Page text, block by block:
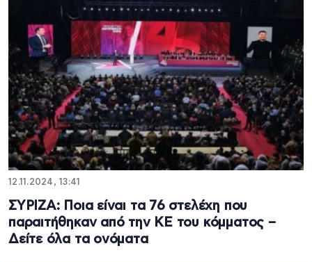
12.11.2024, 13:41
ΣΥΡΙΖΑ: Ποια είναι τα 76 στελέχη που
παραιτήθηκαν από την ΚΕ του κόμματος –
Δείτε όλα τα ονόματα